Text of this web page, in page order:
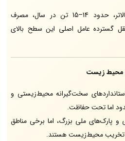
آمریکا: انتشار سرانه کربن بالاتر، حدود 14–15 تن در سال، مصرف
گسترده عامل اصلی این سطح بالای
محیط زیست
سخت‌گیرانه محیط‌زیستی و
اما تحت حفاظت.
و پارک‌های ملی بزرگ، اما برخی مناطق
محیط‌زیست هستند.